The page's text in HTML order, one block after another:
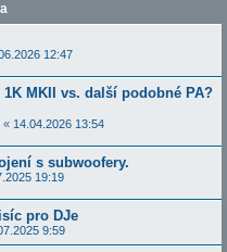
12:47
1K MKII vs. další podobné PA?
« 14.04.2026 13:54
s subwoofery.
19:19
pro DJe
9:59